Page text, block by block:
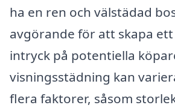
ha en ren och välstädad
avgörande för att skapa
intryck på potentiella
visningsstädning kan
flera faktorer, såsom